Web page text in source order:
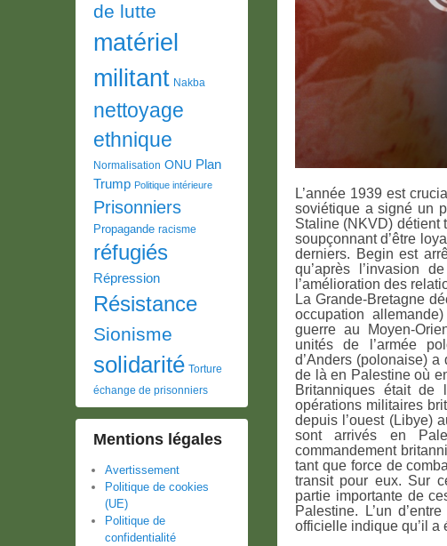
L’année 1939 est
soviétique a signé un
Staline (NKVD) détient
soupçonnant d’être
derniers. Begin est
qu’après l’invasion
l’amélioration des
La Grande-Bretagne
occupation
guerre au Moyen-
unités de l’armée
d’Anders (polonaise) a
de là en Palestine où
Britanniques était de
opérations militaires
depuis l’ouest (Libye)
sont arrivés en
commandement
tant que force de
transit pour eux. Sur
partie importante de
Palestine. L’un
officielle indique qu’il a
de lutte
matériel
militant Nakba
nettoyage
ethnique
Normalisation ONU Plan
Trump Politique intérieure
Prisonniers
Propagande racisme
réfugiés
Répression
Résistance
Sionisme
solidarité Torture
échange de prisonniers
Mentions légales
Avertissement
Politique de cookies
(UE)
Politique de
confidentialité